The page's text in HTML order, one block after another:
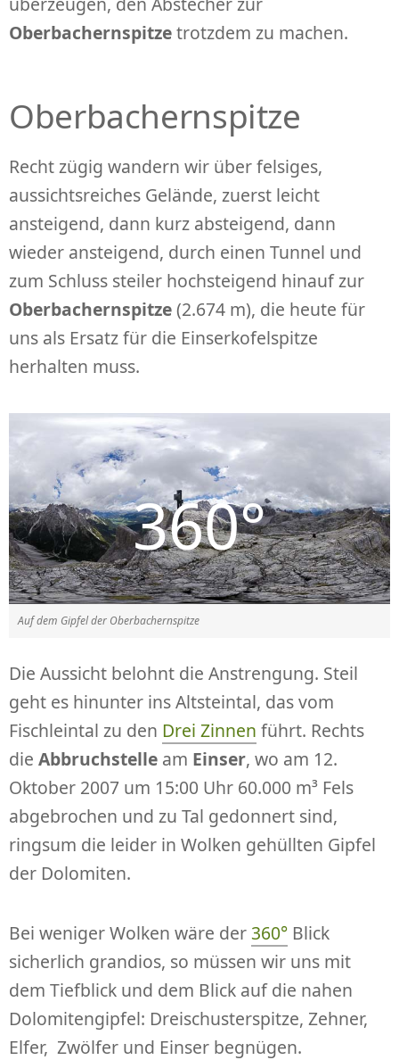
Oberbachernspitzetrotzdem zu machen.
Oberbachernspitze
Recht zügig wandern wir über felsiges,
aussichtsreiches Gelände, zuerst leicht
ansteigend, dann kurz absteigend, dann
wieder ansteigend, durch einen Tunnel und
zum Schluss steiler hochsteigend hinauf zur
Oberbachernspitze(2.674 m), die heute für
uns als Ersatz für die Einserkofelspitze
herhalten muss.
Auf dem Gipfel der Oberbachernspitze
Die Aussicht belohnt die Anstrengung. Steil
geht es hinunter ins Altsteintal, das vom
Fischleintal zu den Drei Zinnen führt. Rechts
die Abbruchstelle am Einser, wo am 12.
Oktober 2007 um 15:00 Uhr 60.000 m³ Fels
abgebrochen und zu Tal gedonnert sind,
ringsum die leider in Wolken gehüllten Gipfel
der Dolomiten.
Bei weniger Wolken wäre der360° Blick
sicherlich grandios, so müssen wir uns mit
dem Tiefblick und dem Blick auf die nahen
Dolomitengipfel: Dreischusterspitze, Zehner,
Elfer, Zwölfer und Einser begnügen.